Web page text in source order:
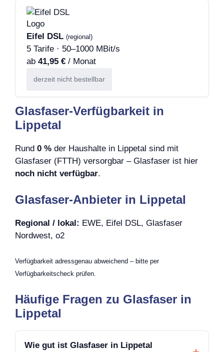
Eifel DSL (regional)
5 Tarife · 50–1000 MBit/s
ab 41,95 € / Monat
derzeit nicht bestellbar
Glasfaser-Verfügbarkeit in
Lippetal
Rund 0 % der Haushalte in Lippetal sind mit
Glasfaser (FTTH) versorgbar – Glasfaser ist hier
noch nicht verfügbar.
Glasfaser-Anbieter in Lippetal
Regional / lokal: EWE, Eifel DSL, Glasfaser
Nordwest, o2
Verfügbarkeit adressgenau abweichend – bitte per
Verfügbarkeitscheck prüfen.
Häufige Fragen zu Glasfaser in
Lippetal
Wie gut ist Glasfaser in Lippetal